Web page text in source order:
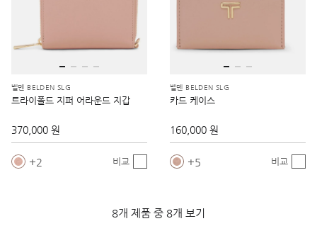
벨덴 BELDEN SLG
트라이폴드 지퍼 어라운드 지갑
370,000 원
2 비교
벨덴 BELDEN SLG
카드 케이스
160,000 원
5 비교
8개 제품 중 8개 보기